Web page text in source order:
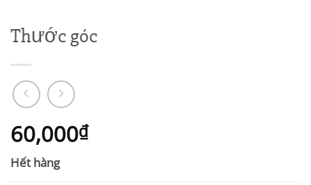
Thước góc
60,000₫
Hết hàng